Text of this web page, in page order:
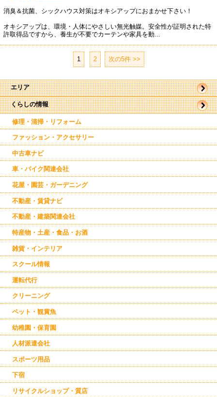
くらしの情報
修理・清掃・リフォーム
ファッション・アクセサリー
中古車ナビ
車・バイク関連会社
花屋・園芸・ガーデニング
不動産・賃貸ナビ
不動産・建築関連会社
特産物・土産・食品・お酒
雑貨・インテリア
スクール情報
運転代行
クリーニング
ペット・観賞魚
幼稚園・保育園
人材派遣会社
スポーツ用品
下宿
リサイクルショップ・質店
エリア
帯広市
駅近郊
駅周辺
東帯広
西帯広
南帯広
音更
幕別
芽室
士幌
上士幌
本別
足寄
更別
広尾
大樹
その他のエリア
消臭＆抗菌、シックハウス対策はオキシアップにおまかせ下さい！
オキシアップは、環境・人体にやさしい無光触媒。安全性が証明された特
許取得品ですから、養生が不要でカーテンや家具を動...
1 | 2 次の5件 >>